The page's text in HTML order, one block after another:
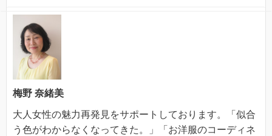
梅野 奈緒美
大人女性の魅力再発見をサポートしております。「似合
う色がわからなくなってきた。」「お洋服のコーディネ